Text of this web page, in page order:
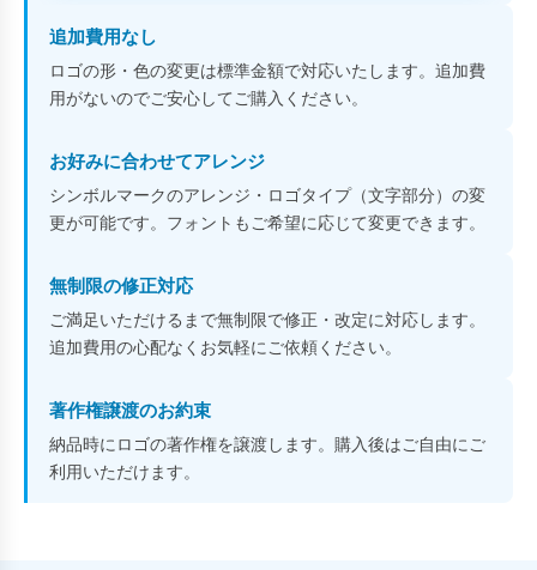
追加費用なし
ロゴの形・色の変更は標準金額で対応いたします。追加費
用がないのでご安心してご購入ください。
お好みに合わせてアレンジ
シンボルマークのアレンジ・ロゴタイプ（文字部分）の変
更が可能です。フォントもご希望に応じて変更できます。
無制限の修正対応
ご満足いただけるまで無制限で修正・改定に対応します。
追加費用の心配なくお気軽にご依頼ください。
著作権譲渡のお約束
納品時にロゴの著作権を譲渡します。購入後はご自由にご
利用いただけます。